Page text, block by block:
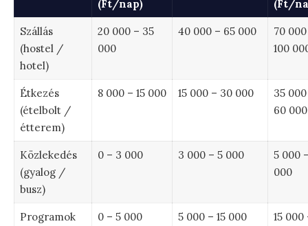
(Ft/nap)
(Ft/
Szállás
(hostel /
hotel)
20 000 – 35
000
40 000 – 65 000
70
100
Étkezés
(ételbolt /
étterem)
8 000 – 15 000 15 000 – 30 000
35
60
Közlekedés
(gyalog /
busz)
0 – 3 000 3 000 – 5 000
5 000
000
Programok
0 – 5 000 5 000 – 15 000
15 000